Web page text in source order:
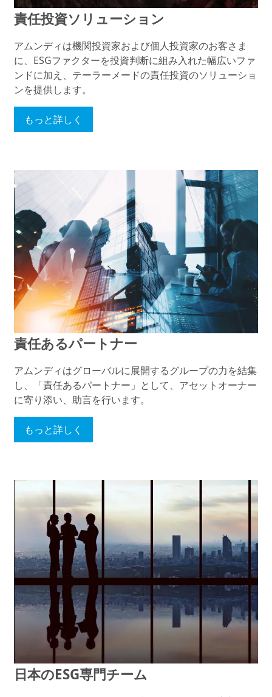
責任投資ソリューション
アムンディは機関投資家および個人投資家のお客さま
に、ESGファクターを投資判断に組み入れた幅広いファ
ンドに加え、テーラーメードの責任投資のソリューショ
ンを提供します。
もっと詳しく
責任あるパートナー
アムンディはグローバルに展開するグループの力を結集
し、「責任あるパートナー」として、アセットオーナー
に寄り添い、助言を行います。
もっと詳しく
日本のESG専門チーム